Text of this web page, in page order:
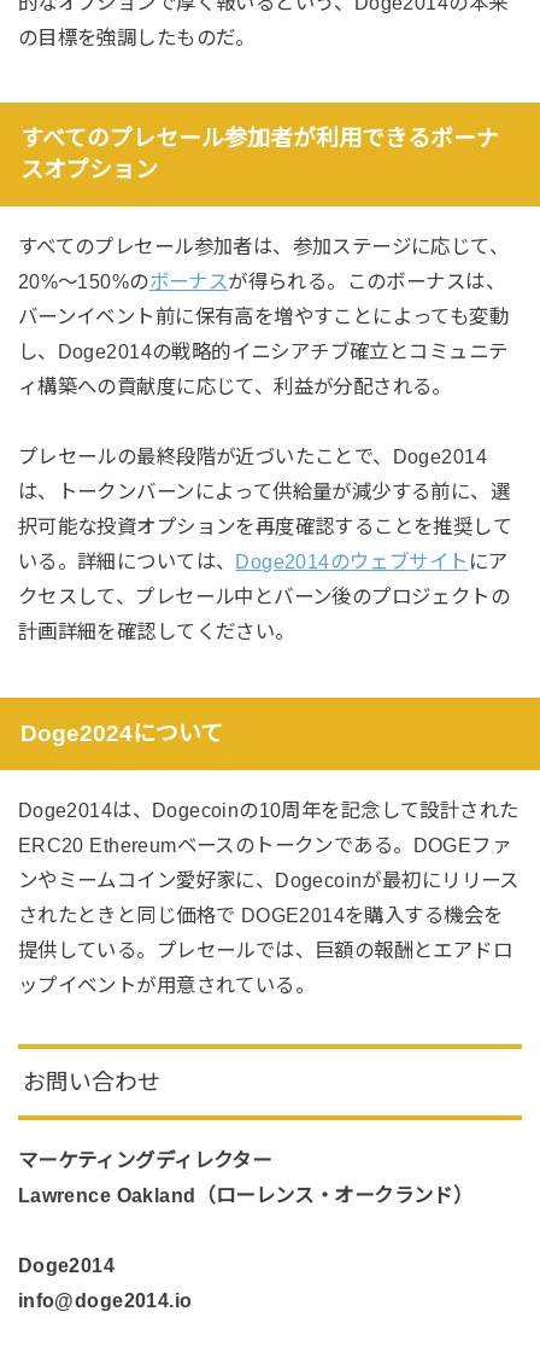
の目標を強調したものだ。
すべてのプレセール参加者が利用できるボーナ
スオプション
すべてのプレセール参加者は、参加ステージに応じて、
20%〜150%のボーナスが得られる。このボーナスは、
バーンイベント前に保有高を増やすことによっても変動
し、Doge2014の戦略的イニシアチブ確立とコミュニテ
ィ構築への貢献度に応じて、利益が分配される。
プレセールの最終段階が近づいたことで、Doge2014
は、トークンバーンによって供給量が減少する前に、選
択可能な投資オプションを再度確認することを推奨して
いる。詳細については、 Doge2014のウェブサイト にア
クセスして、プレセール中とバーン後のプロジェクトの
計画詳細を確認してください。
Doge2024について
Doge2014は、Dogecoinの10周年を記念して設計された
ERC20 Ethereumベースのトークンである。DOGEファ
ンやミームコイン愛好家に、Dogecoinが最初にリリース
されたときと同じ価格で DOGE2014を購入する機会を
提供している。プレセールでは、巨額の報酬とエアドロ
ップイベントが用意されている。
お問い合わせ
マーケティングディレクター
Lawrence Oakland（ローレンス・オークランド）
Doge2014
info@doge2014.io